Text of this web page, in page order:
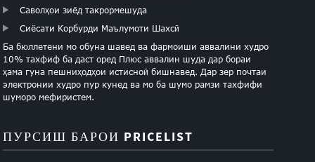
Саволҳои зиёд такрормешуда
Сиёсати Корбурди Маълумоти Шахсӣ
Ба бюллетени мо обуна шавед ва фармоиши аввалини худро
10% тахфиф ба даст оред Плюс аввалин шуда дар бораи
ҳама гуна пешниҳодҳои истисноӣ бишнавед. Дар зер почтаи
электронии худро пур кунед ва мо ба шумо рамзи тахфифи
шуморо мефиристем.
ПУРСИШ БАРОИ PRICELIST